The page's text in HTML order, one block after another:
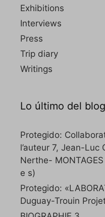
Exhibitions
Interviews
Press
Trip diary
Writings
Lo último del blog
Protegido:
l’auteur 7, Jean-Luc
Nerthe-
e s)
Protegido:
Duguay-Trouin